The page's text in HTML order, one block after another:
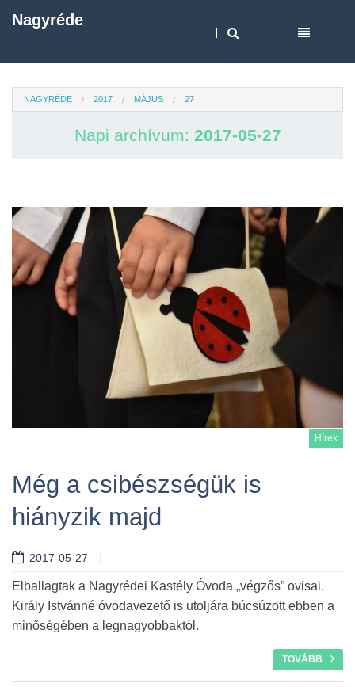
Nagyréde
NAGYRÉDE 2017 MÁJUS 27
Napi archívum: 2017-05-27
Hírek
Még a csibészségük is
hiányzik majd
2017-05-27
Elballagtak a Nagyrédei Kastély Óvoda „végzős” ovisai.
Király Istvánné óvodavezető is utoljára búcsúzott ebben a
minőségében a legnagyobbaktól.
TOVÁBB